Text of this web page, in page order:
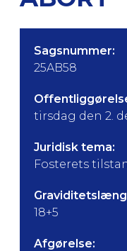
Sagsnummer:
25AB58
tirsdag den 2.
Juridisk tema:
Fosterets
18+5
Afgørelse: